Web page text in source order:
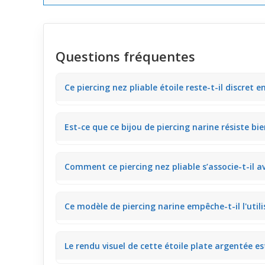
Questions fréquentes
Ce piercing nez pliable étoile reste-t-il discret
élégante en soirée, parfait pour ajouter une
Est-ce que ce bijou de piercing narine résiste
votre routine sans qu’on y prête attention.
Comment ce piercing nez pliable s’associe-t-il
facilement votre maquillage quotidien.
Ce modèle de piercing narine empêche-t-il
pratique au quotidien.
Le rendu visuel de cette étoile plate argentée